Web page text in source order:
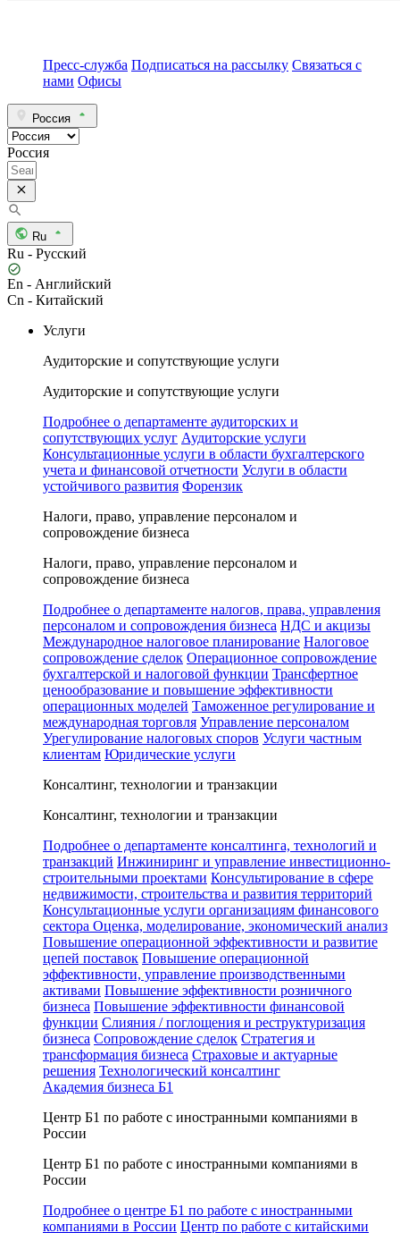
Пресс-служба Подписаться на рассылку Связаться с
нами Офисы
Россия
Россия
Ru
Ru - Русский
En - Английский
Cn - Китайский
Услуги
Аудиторские и сопутствующие услуги
Аудиторские и сопутствующие услуги
Подробнее о департаменте аудиторских и
сопутствующих услуг Аудиторские услуги
Консультационные услуги в области бухгалтерского
учета и финансовой отчетности Услуги в области
устойчивого развития Форензик
Налоги, право, управление персоналом и
сопровождение бизнеса
Налоги, право, управление персоналом и
сопровождение бизнеса
Подробнее о департаменте налогов, права, управления
персоналом и сопровождения бизнеса НДС и акцизы
Международное налоговое планирование Налоговое
сопровождение сделок Операционное сопровождение
бухгалтерской и налоговой функции Трансфертное
ценообразование и повышение эффективности
операционных моделей Таможенное регулирование и
международная торговля Управление персоналом
Урегулирование налоговых споров Услуги частным
клиентам Юридические услуги
Консалтинг, технологии и транзакции
Консалтинг, технологии и транзакции
Подробнее о департаменте консалтинга, технологий и
транзакций Инжиниринг и управление инвестиционно-
строительными проектами Консультирование в сфере
недвижимости, строительства и развития территорий
Консультационные услуги организациям финансового
сектора Оценка, моделирование, экономический анализ
Повышение операционной эффективности и развитие
цепей поставок Повышение операционной
эффективности, управление производственными
активами Повышение эффективности розничного
бизнеса Повышение эффективности финансовой
функции Слияния / поглощения и реструктуризация
бизнеса Сопровождение сделок Стратегия и
трансформация бизнеса Страховые и актуарные
решения Технологический консалтинг
Академия бизнеса Б1
Центр Б1 по работе с иностранными компаниями в
России
Центр Б1 по работе с иностранными компаниями в
России
Подробнее о центре Б1 по работе с иностранными
компаниями в России Центр по работе с китайскими